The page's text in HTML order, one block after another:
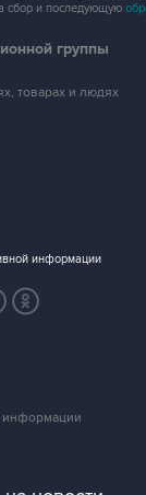
сбор и последующую
группы
товарах и людях
информации
информации